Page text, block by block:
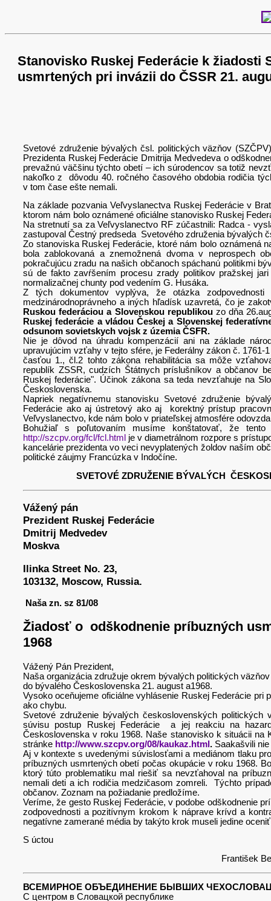
Stanovisko Ruskej Federácie k žiadosti
usmrtených pri invázii do ČSSR 21.
Svetové združenie bývalých čsl. politických väzňov
Prezidenta Ruskej Federácie Dmitrija Medvedeva o
prevažnú väčšinu týchto obetí – ich súrodencov sa totiž
nakoľko z dôvodu 40. ročného časového obdobia rodičia
v tom čase ešte nemali.
Na základe pozvania Veľvyslanectva Ruskej Federácie v
ktorom nám bolo oznámené oficiálne stanovisko Ruskej
Na stretnutí sa za Veľvyslanectvo RF zúčastnili: Radca -
zastupoval Čestný predseda Svetového združenia bývalých
Zo stanoviska Ruskej Federácie, ktoré nám bolo oznámená
bola zablokovaná a znemožnená dvoma v neprospech
pokračujúcu zradu na našich občanoch spáchanú politikmi
sú de fakto zavŕšením procesu zrady politikov pražskej
normalizačnej chunty pod vedením G. Husáka.
Z tých dokumentov vyplýva, že otázka
medzinárodnoprávneho a iných hľadísk uzavretá, čo je
Ruskou federáciou a Slovenskou republikouzo dňa
Ruskej federácie a vládou Českej a Slovenskej
odsunom sovietskych vojsk z územia ČSFR.
Nie je dôvod na úhradu kompenzácií ani na základe
upravujúcim vzťahy v tejto sfére, je Federálny zákon č. 1761-
časťou 1., čl.2 tohto zákona rehabilitácia sa môže
republík ZSSR, cudzích Štátnych príslušníkov a občanov
Ruskej federácie". Účinok zákona sa teda nevzťahuje na
Československa.
Napriek negatívnemu stanovisku Svetové združenie
Federácie ako aj ústretový ako aj korektný prístup
Veľvyslanectvo, kde nám bolo v priateľskej atmosfére
Bohužiaľ s poľutovaním musíme konštatovať, že tento
http://szcpv.org/fcl/fcl.html je v diametrálnom rozpore s
kancelárie prezidenta vo veci nevyplatených žoldov naším
politické záujmy Francúzka v Indočíne.
SVETOVÉ ZDRUŽENIE BÝVALÝCH
Vážený pán
Prezident Ruskej Federácie
Dmitrij Medvedev
Moskva
Ilinka Street No. 23,
103132, Moscow, Russia.
Naša zn. sz
Žiadosť o odškodnenie príbuzných
1968
Vážený Pán Prezident,
Naša organizácia združuje okrem bývalých politických
do bývalého Československa 21. august a1968.
Vysoko oceňujeme oficiálne vyhlásenie Ruskej Federácie
ako chybu.
Svetové združenie bývalých československých
súvisu postup Ruskej Federácie a jej reakciu na
Československa v roku 1968. Naše stanovisko k situácii na
stránke http://www.szcpv.org/08/kaukaz.html. Saakašvili
Aj v kontexte s uvedenými súvislosťami a mediánom tlaku
príbuzných usmrtených obetí počas okupácie v roku 1968.
ktorý túto problematiku mal riešiť sa nevzťahoval na
nemali deti a ich rodičia medzičasom zomreli. Týchto
občanov. Zoznam na požiadanie predložíme.
Veríme, že gesto Ruskej Federácie, v podobe odškodnenie
zodpovednosti a pozitívnym krokom k náprave krívd a
negatívne zamerané média by takýto krok museli jedine
S úctou
František Bednár
ВСЕМИРНОЕ ОБЪЕДИНЕНИЕ БЫВШИХ
С центром в Словацкой республике